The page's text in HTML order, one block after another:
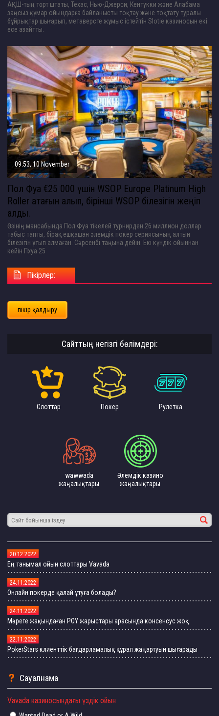
АҚШ-тың төрт штаты, Техас, Нью-Джерси, Кентукки және Алабама
заңсыз құмар ойындарға байланысты тоқтау және тоқтату туралы
бұйрықтар шығарып, метаверсте жұмыс істейтін Slotie казиносын екі
есе азайтты.
09:53, 10 November
Пол Фуа €25 000 үшін WSOP Europe Platinum High
Roller атағын алып, бірінші WSOP білезігін жеңіп
алды.
Өзінің мансабында Пол Фуа тікелей турнирден 26 миллион доллар
табыс тапты, бірақ ешқашан әлемдік покер сериясының алтын
білезігін ұтып алмаған. Сәрсенбі таңына дейін. Екі күндік ойыннан
кейін Пхуа 25
Пікірлер:
пікір қалдыру
Сайттың негізгі бөлімдері:
Слоттар Покер Рулетка
wawwada
жаңалықтары
Әлемдік казино
жаңалықтары
20.12.2022
Ең танымал ойын слоттары Vavada
24.11.2022
Онлайн покерде қалай ұтуға болады?
24.11.2022
Мәреге жақындаған POY жарыстары арасында консенсус жоқ
22.11.2022
PokerStars клиенттік бағдарламалық құрал жаңартуын шығарады
Сауалнама
Vavada казиносындағы үздік ойын